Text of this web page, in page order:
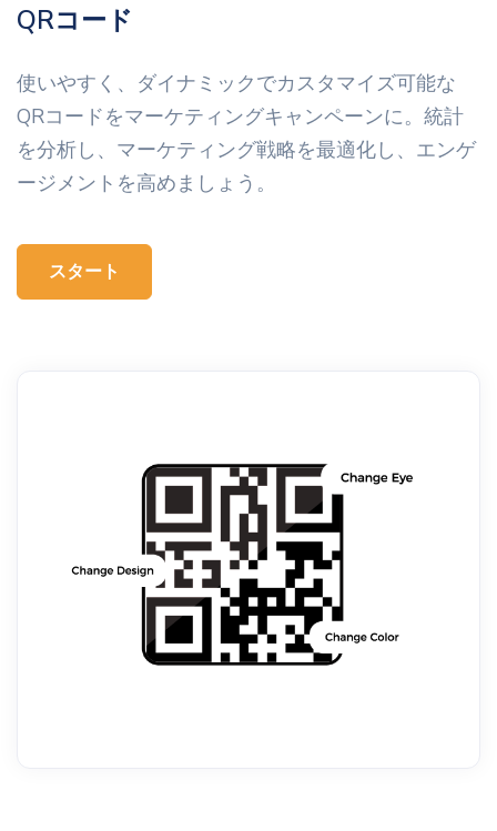
QRコード
使いやすく、ダイナミックでカスタマイズ可能な
QRコードをマーケティングキャンペーンに。統計
を分析し、マーケティング戦略を最適化し、エンゲ
ージメントを高めましょう。
スタート